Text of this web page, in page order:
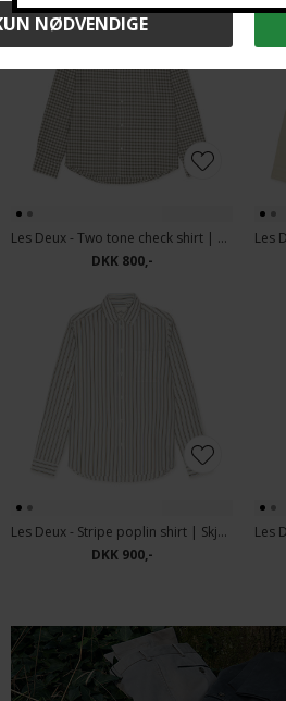
Les Deux - Two tone check shirt | Skjorte Shopping Bag Brown
DKK 800,-
Les Deux - Stripe poplin shirt | Skjorte light Ivory
DKK 900,-